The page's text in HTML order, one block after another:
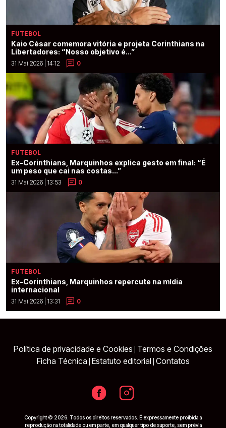
FUTEBOL
Kaio César comemora vitória e projeta Corinthians na
Libertadores: “Nosso objetivo é...”
31 Mai 2026 | 14:12 0
FUTEBOL
Ex-Corinthians, Marquinhos explica gesto em final: “É
um peso que cai nas costas...”
31 Mai 2026 | 13:53 0
FUTEBOL
Ex-Corinthians, Marquinhos repercute na mídia
internacional
31 Mai 2026 | 13:31 0
Política de privacidade e Cookies Termos e Condições
Ficha Técnica Estatuto editorial Contatos
Copyright © 2026. Todos os direitos reservados. É expressamente proibida a
reprodução na totalidade ou em parte, em qualquer tipo de suporte, sem prévia